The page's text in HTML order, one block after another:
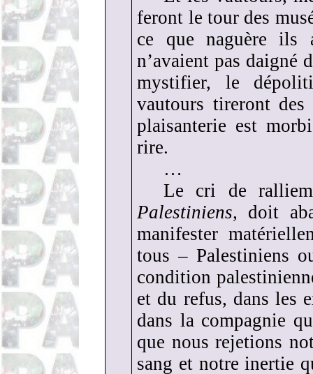
feront le tour des
ce que naguère ils
n’avaient pas daigné
mystifier, le
vautours tireront
plaisanterie est
rire.
…
Le cri de
Palestiniens, doit
manifester
tous – Palestiniens
condition
et du refus, dans les
dans la compagnie
que nous rejetions
sang et notre inertie